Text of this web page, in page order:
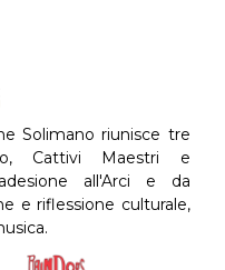
Solimano riunisce tre
Cattivi Maestri e
all'Arci e da
e riflessione culturale,